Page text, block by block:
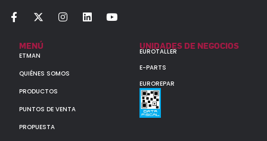
MENÚ
ETMAN
QUIÉNES SOMOS
PRODUCTOS
PUNTOS DE VENTA
PROPUESTA
UNIDADES DE NEGOCIOS
EUROTALLER
E-PARTS
EUROREPAR